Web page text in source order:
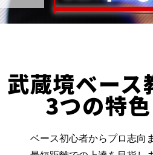
武蔵境ベース
3つの特色
ベース初心者からプロ志向